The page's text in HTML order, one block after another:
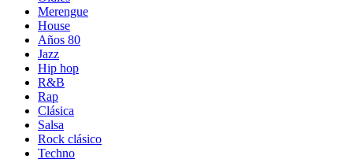
Merengue
House
Años 80
Jazz
Hip hop
R&B
Rap
Clásica
Salsa
Rock clásico
Techno